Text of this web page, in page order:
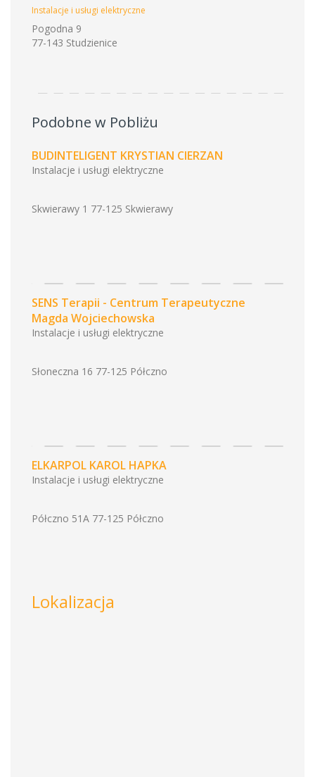
Instalacje i usługi elektryczne
Pogodna 9
77-143 Studzienice
Podobne w Pobliżu
BUDINTELIGENT KRYSTIAN CIERZAN
Instalacje i usługi elektryczne
Skwierawy 1 77-125 Skwierawy
SENS Terapii - Centrum Terapeutyczne
Magda Wojciechowska
Instalacje i usługi elektryczne
Słoneczna 16 77-125 Półczno
ELKARPOL KAROL HAPKA
Instalacje i usługi elektryczne
Półczno 51A 77-125 Półczno
Lokalizacja